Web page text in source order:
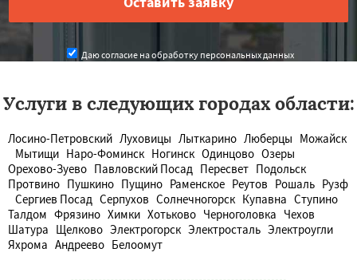
Даю согласие на обработку персональных данных
Услуги в следующих городах области:
Лосино-Петровский Луховицы Лыткарино Люберцы Можайск
Мытищи Наро-Фоминск Ногинск Одинцово Озеры
Орехово-Зуево Павловский Посад Пересвет Подольск
Протвино Пушкино Пущино Раменское Реутов Рошаль Рузф
Сергиев Посад Серпухов Солнечногорск Купавна Ступино
Талдом Фрязино Химки Хотьково Черноголовка Чехов
Шатура Щелково Электрогорск Электросталь Электроугли
Яхрома Андреево Белоомут